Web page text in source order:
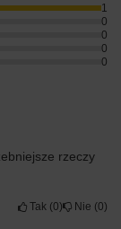
1
0
0
0
0
rzeczy
Tak 0 Nie 0